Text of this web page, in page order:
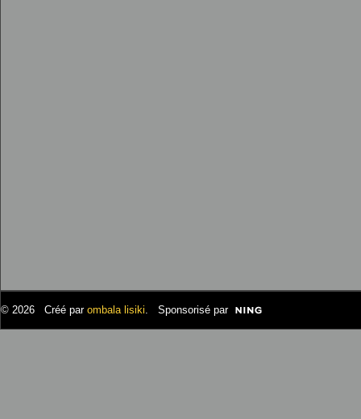
© 2026 Créé par ombala lisiki. Sponsorisé par